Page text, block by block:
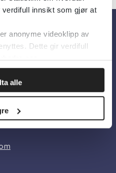
innsikt som gjør at
anonyme videoklipp av
Dette gir verdifull
oss.
alle